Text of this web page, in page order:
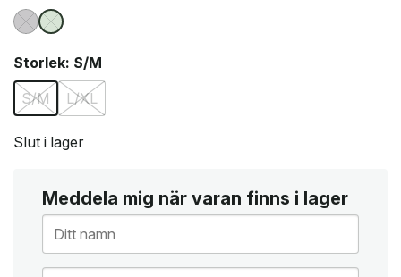
Storlek: S/M
S/M
L/XL
Slut i lager
Meddela mig när varan finns i lager